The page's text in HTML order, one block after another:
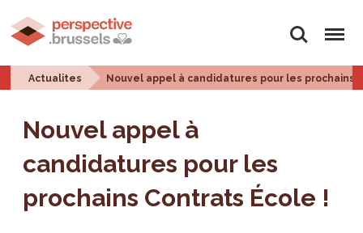
Rechercher
Menu
Actualites Nouvel appel à candidatures pour les prochains
Nouvel appel à
candidatures pour les
prochains Contrats École !